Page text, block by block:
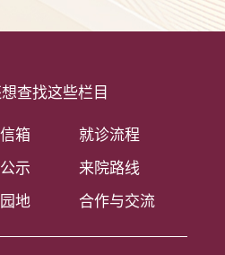
查找这些栏目
箱
就诊流程
示
来院路线
地 合作与交流